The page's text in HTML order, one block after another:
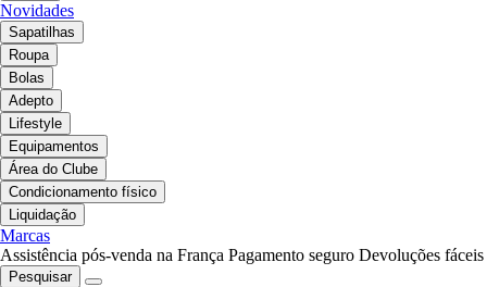
Novidades
Sapatilhas
Roupa
Bolas
Adepto
Lifestyle
Equipamentos
Área do Clube
Condicionamento físico
Liquidação
Marcas
Assistência pós-venda na França Pagamento seguro Devoluções fáceis
Pesquisar